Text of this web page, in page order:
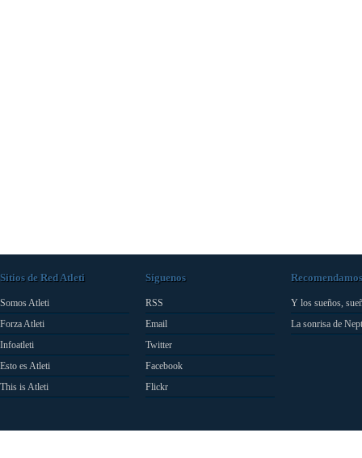
Sitios de Red Atleti
Somos Atleti
Forza Atleti
Infoatleti
Esto es Atleti
This is Atleti
Síguenos
RSS
Email
Twitter
Facebook
Flickr
Recomendamos
Y los sueños,
La sonrisa de